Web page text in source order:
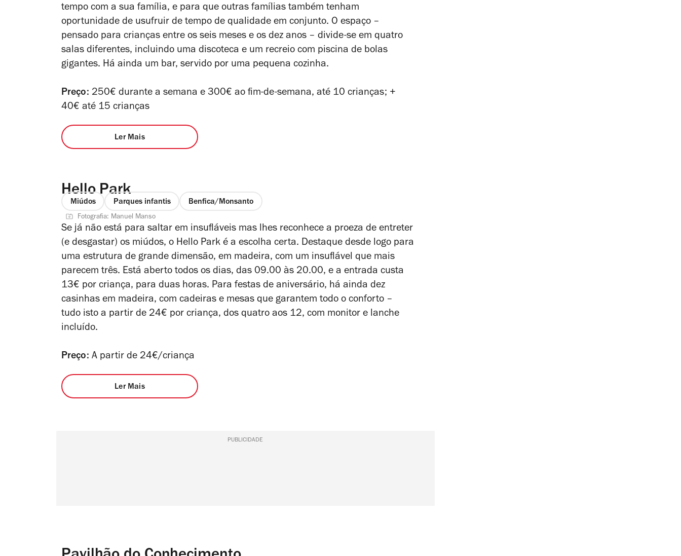
tempo com a sua família, e para que outras famílias também tenham
oportunidade de usufruir de tempo de qualidade em conjunto. O espaço –
pensado para crianças entre os seis meses e os dez anos – divide-se em quatro
salas diferentes, incluindo uma discoteca e um recreio com piscina de bolas
gigantes. Há ainda um bar, servido por uma pequena cozinha.
Preço: 250€ durante a semana e 300€ ao fim-de-semana, até 10 crianças; +
40€ até 15 crianças
Ler Mais
Hello Park
Miúdos Parques infantis Benfica/Monsanto
Fotografia: Manuel Manso
Se já não está para saltar em insufláveis mas lhes reconhece a proeza de entreter
(e desgastar) os miúdos, o Hello Park é a escolha certa. Destaque desde logo para
uma estrutura de grande dimensão, em madeira, com um insuflável que mais
parecem três. Está aberto todos os dias, das 09.00 às 20.00, e a entrada custa
13€ por criança, para duas horas. Para festas de aniversário, há ainda dez
casinhas em madeira, com cadeiras e mesas que garantem todo o conforto –
tudo isto a partir de 24€ por criança, dos quatro aos 12, com monitor e lanche
incluído.
Preço: A partir de 24€/criança
Ler Mais
PUBLICIDADE